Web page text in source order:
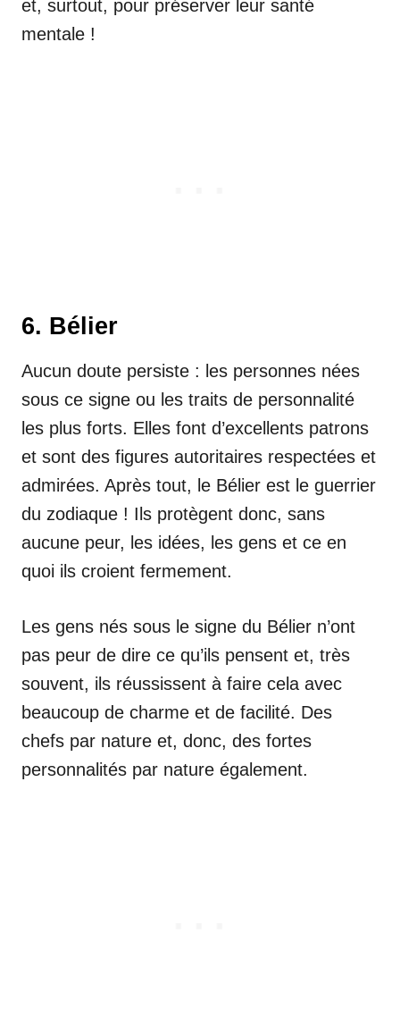
et, surtout, pour préserver leur santé
mentale !
6. Bélier
Aucun doute persiste : les personnes nées
sous ce signe ou les traits de personnalité
les plus forts. Elles font d’excellents patrons
et sont des figures autoritaires respectées et
admirées. Après tout, le Bélier est le guerrier
du zodiaque ! Ils protègent donc, sans
aucune peur, les idées, les gens et ce en
quoi ils croient fermement.
Les gens nés sous le signe du Bélier n’ont
pas peur de dire ce qu’ils pensent et, très
souvent, ils réussissent à faire cela avec
beaucoup de charme et de facilité. Des
chefs par nature et, donc, des fortes
personnalités par nature également.